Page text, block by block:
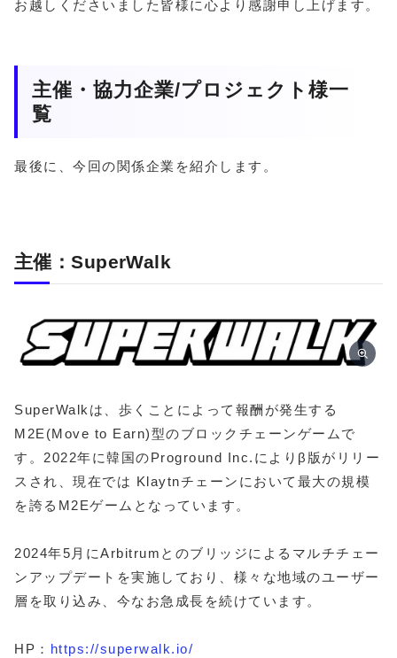
お越しくださいました皆様に心より感謝申し上げます。
主催・協力企業/プロジェクト様一
覧
最後に、今回の関係企業を紹介します。
主催：SuperWalk
SuperWalkは、歩くことによって報酬が発生する
M2E(Move to Earn)型のブロックチェーンゲームで
す。2022年に韓国のProground Inc.によりβ版がリリー
スされ、現在では Klaytnチェーンにおいて最大の規模
を誇るM2Eゲームとなっています。
2024年5月にArbitrumとのブリッジによるマルチチェー
ンアップデートを実施しており、様々な地域のユーザー
層を取り込み、今なお急成長を続けています。
HP： https://superwalk.io/